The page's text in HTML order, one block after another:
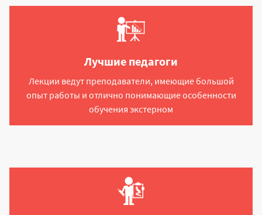
Лучшие педагоги
Лекции ведут преподаватели, имеющие большой
опыт работы и отлично понимающие особенности
обучения экстерном